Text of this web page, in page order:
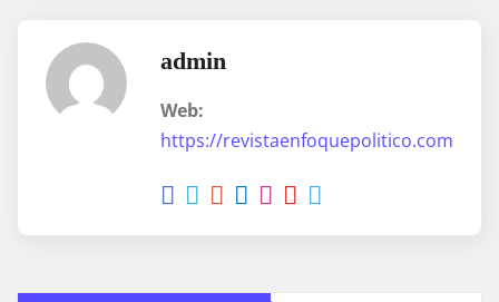
admin
Web:
https://revistaenfoquepolitico.com